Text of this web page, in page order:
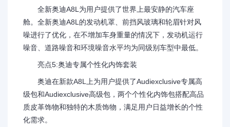
全新奥迪A8L为用户提供了世界上最安静的汽车座
舱。全新奥迪A8L的发动机罩、前挡风玻璃和轮眉针对风
噪进行了优化，在不增加车身重量的情况下，发动机运行
噪音、道路噪音和环境噪音水平均为同级别车型中最低。
亮点5:奥迪专属个性化内饰套装
奥迪在新款A8L上为用户提供了Audiexclusive专属高
级包和Audiexclusive高级包，两个个性化内饰包搭配高品
质皮革饰物和独特的木质饰物，满足用户日益增长的个性
化需求。